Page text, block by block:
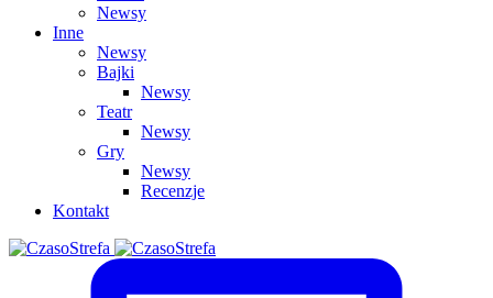
Newsy
Inne
Newsy
Bajki
Newsy
Teatr
Newsy
Gry
Newsy
Recenzje
Kontakt